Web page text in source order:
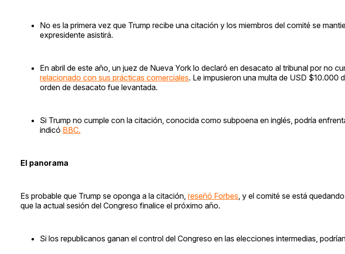
No es la primera vez que Trump recibe una citación y los miembros del comité se
expresidente asistirá.
En abril de este año, un juez de Nueva York lo declaró en desacato al tribunal por no
relacionado con sus prácticas comerciales. Le impusieron una multa de USD $10.000
orden de desacato fue levantada.
Si Trump no cumple con la citación, conocida como subpoena en inglés, podría
indicó BBC.
El panorama
Es probable que Trump se oponga a la citación, reseñó Forbes , y el comité se está
que la actual sesión del Congreso finalice el próximo año.
Si los republicanos ganan el control del Congreso en las elecciones intermedias,